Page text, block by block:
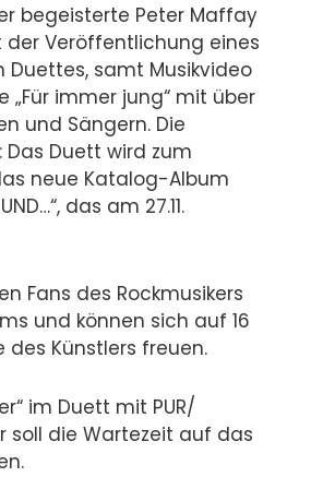
begeisterte Peter Maffay
der Veröffentlichung eines
samt Musikvideo
„Für immer jung“ mit über
und Sängern. Die
Das Duett wird zum
neue Katalog-Album
UND…“, das am 27.11.
Fans des Rockmusikers
und können sich auf 16
des Künstlers freuen.
im Duett mit PUR/
soll die Wartezeit auf das